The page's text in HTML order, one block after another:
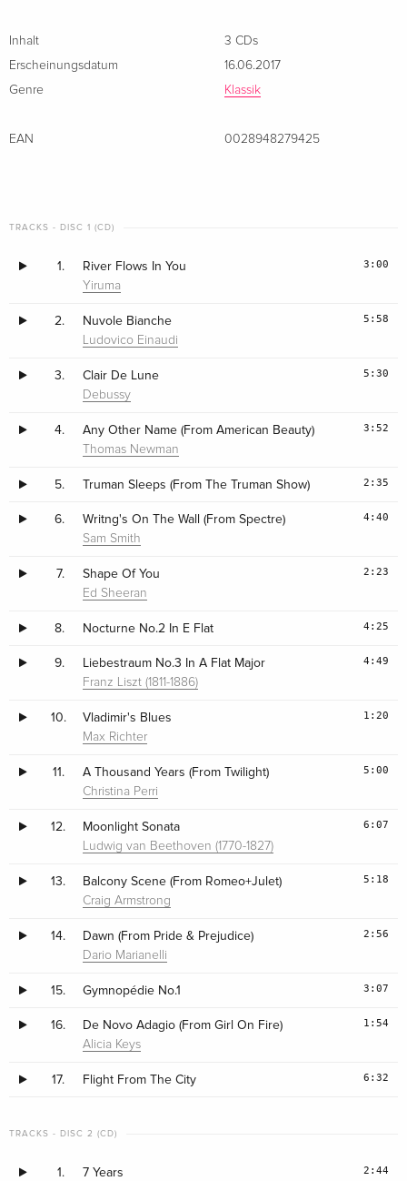
Inhalt
3 CDs
Erscheinungsdatum
16.06.2017
Genre
Klassik
EAN 0028948279425
TRACKS - DISC 1 (CD)
1. River Flows In You
Yiruma
3:00
2. Nuvole Bianche
Ludovico Einaudi
5:58
3. Clair De Lune
Debussy
5:30
4. Any Other Name (From American Beauty)
Thomas Newman
3:52
5. Truman Sleeps (From The Truman Show) 2:35
6. Writng's On The Wall (From Spectre)
Sam Smith
4:40
7. Shape Of You
Ed Sheeran
2:23
8. Nocturne No.2 In E Flat 4:25
9. Liebestraum No.3 In A Flat Major
Franz Liszt (1811-1886)
4:49
10. Vladimir's Blues
Max Richter
1:20
11. A Thousand Years (From Twilight)
Christina Perri
5:00
12. Moonlight Sonata
Ludwig van Beethoven (1770-1827)
6:07
13. Balcony Scene (From Romeo+Julet)
Craig Armstrong
5:18
14. Dawn (From Pride & Prejudice)
Dario Marianelli
2:56
15. Gymnopédie No.1 3:07
16. De Novo Adagio (From Girl On Fire)
Alicia Keys
1:54
17. Flight From The City 6:32
TRACKS - DISC 2 (CD)
1. 7 Years 2:44